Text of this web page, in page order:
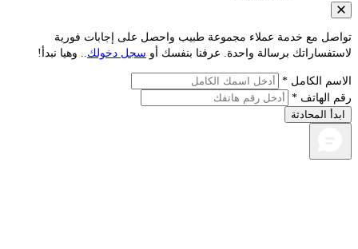
مع خدمة عملاء مجموعة طبيب واحصل على إجابات فورية
برسالة واحدة. عرفنا بنفسك أوسجل دخولك.. وهيا نبدأ!
الكامل *
الهاتف *
المحادثة